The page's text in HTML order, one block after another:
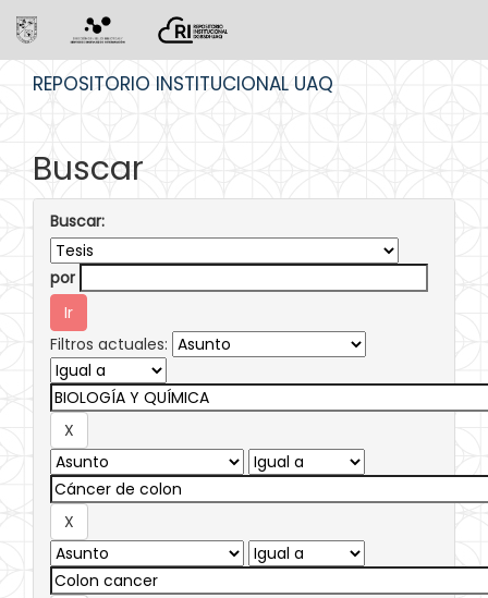
REPOSITORIO INSTITUCIONAL UAQ
Buscar
Buscar:
por
Filtros actuales: